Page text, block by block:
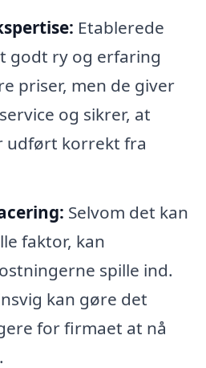
Etablerede
godt ry og erfaring
priser, men de giver
og sikrer, at
udført korrekt fra
Selvom det kan
faktor, kan
spille ind.
kan gøre det
for firmaet at nå